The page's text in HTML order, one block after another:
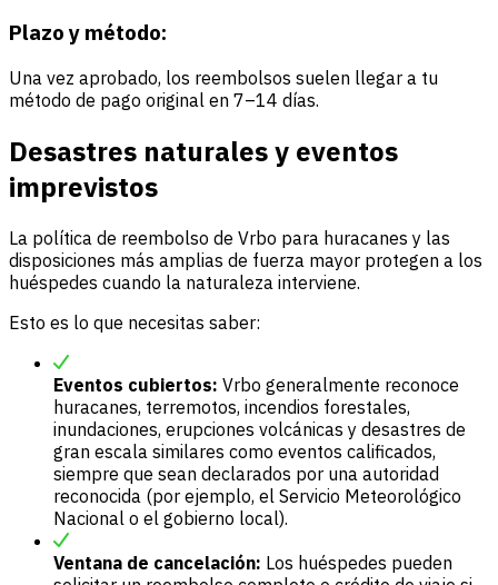
Plazo y método:
Una vez aprobado, los reembolsos suelen llegar a tu
método de pago original en 7–14 días.
Desastres naturales y eventos
imprevistos
La política de reembolso de Vrbo para huracanes y las
disposiciones más amplias de fuerza mayor protegen a los
huéspedes cuando la naturaleza interviene.
Esto es lo que necesitas saber:
Eventos cubiertos: Vrbo generalmente reconoce
huracanes, terremotos, incendios forestales,
inundaciones, erupciones volcánicas y desastres de
gran escala similares como eventos calificados,
siempre que sean declarados por una autoridad
reconocida (por ejemplo, el Servicio Meteorológico
Nacional o el gobierno local).
Ventana de cancelación: Los huéspedes pueden